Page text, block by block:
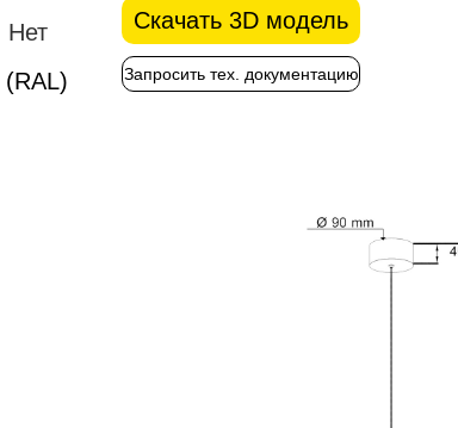
Скачать 3D модель
Нет
(RAL) Запросить тех. документацию